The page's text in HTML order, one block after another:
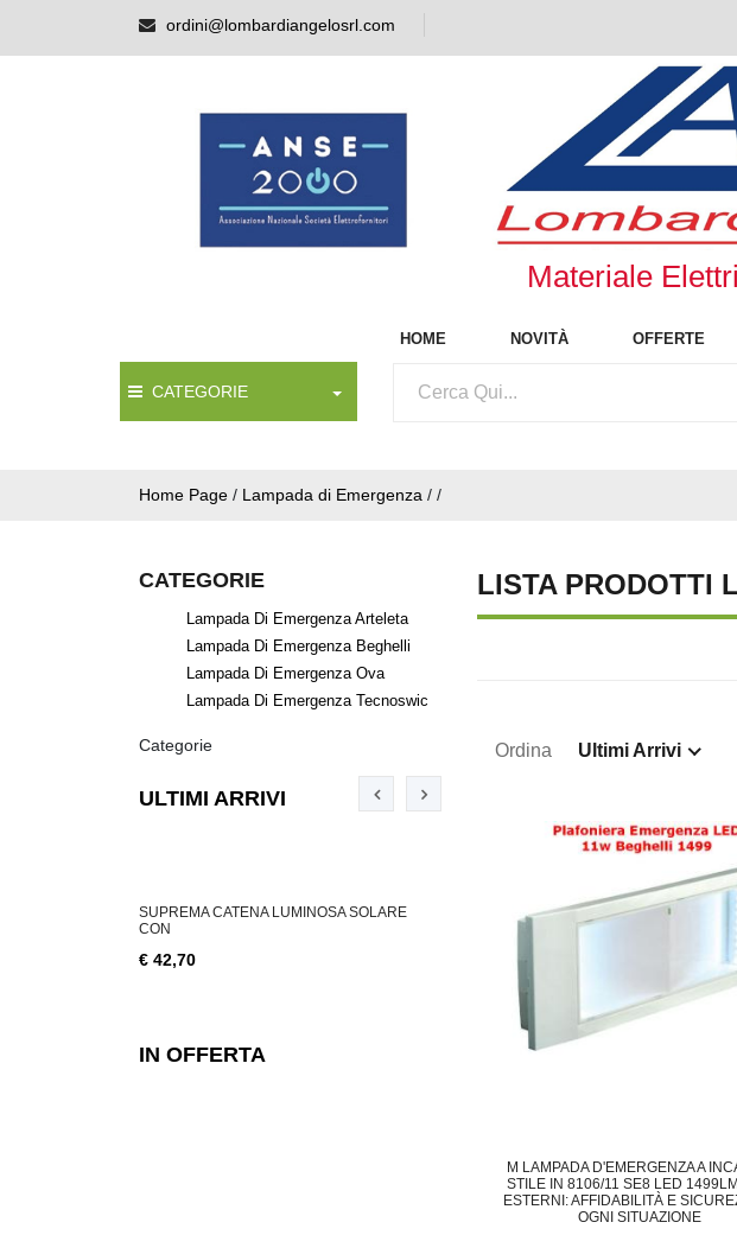
ordini@lombardiangelosrl.com
Materiale
HOME NOVITÀ OFFERTE
CATEGORIE
Home Page / Lampada di Emergenza / /
CATEGORIE
Lampada Di Emergenza Arteleta
Lampada Di Emergenza Beghelli
Lampada Di Emergenza Ova
Lampada Di Emergenza Tecnoswic
Categorie
ULTIMI ARRIVI
SUPREMA CATENA LUMINOSA SOLARE
CON
€ 42,70
SUPREMA CATENA LUMINOSA SOLARE, 10
IN OFFERTA
LISTA PRODOTTI
Ordina Ultimi Arrivi
M LAMPADA D'EMERGENZA A
STILE IN 8106/11 SE8 LED
ESTERNI: AFFIDABILITÀ E
OGNI SITUAZIONE